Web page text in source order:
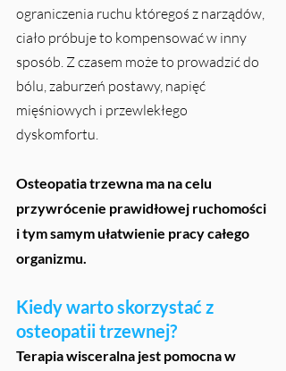
ograniczenia ruchu któregoś z narządów,
ciało próbuje to kompensować w inny
sposób. Z czasem może to prowadzić do
bólu, zaburzeń postawy, napięć
mięśniowych i przewlekłego
dyskomfortu.
Osteopatia trzewna ma na celu
przywrócenie prawidłowej ruchomości
i tym samym ułatwienie pracy całego
organizmu.
Kiedy warto skorzystać z
osteopatii trzewnej?
Terapia wisceralna jest pomocna w